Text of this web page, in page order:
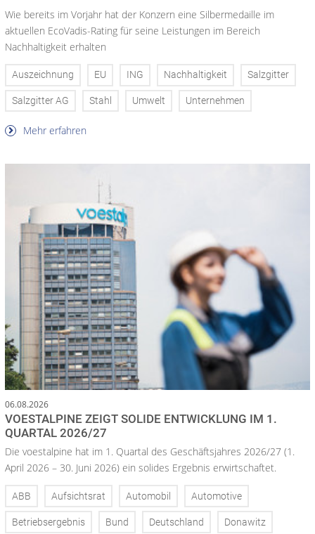
Wie bereits im Vorjahr hat der Konzern eine Silbermedaille im
aktuellen EcoVadis-Rating für seine Leistungen im Bereich
Nachhaltigkeit erhalten
Auszeichnung EU ING Nachhaltigkeit Salzgitter
Salzgitter AG Stahl Umwelt Unternehmen
Mehr erfahren
06.08.2026
VOESTALPINE ZEIGT SOLIDE ENTWICKLUNG IM 1.
QUARTAL 2026/27
Die voestalpine hat im 1. Quartal des Geschäftsjahres 2026/27 (1.
April 2026 – 30. Juni 2026) ein solides Ergebnis erwirtschaftet.
ABB Aufsichtsrat Automobil Automotive
Betriebsergebnis Bund Deutschland Donawitz